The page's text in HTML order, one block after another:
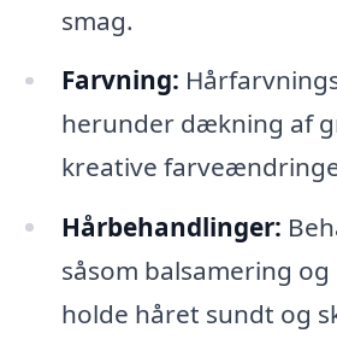
smag.
Farvning:
herunder dækning af
kreative
Hårbehandlinger:
såsom balsamering
holde håret sundt og